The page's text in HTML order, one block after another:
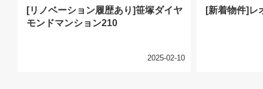
[リノベーション履歴あり]笹塚ダイヤ
モンドマンション210
2025-02-10
[新着物件]レ